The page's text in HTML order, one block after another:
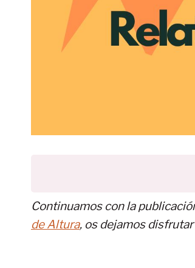
Continuamos con la
de Altura, os dejamos disfrutar